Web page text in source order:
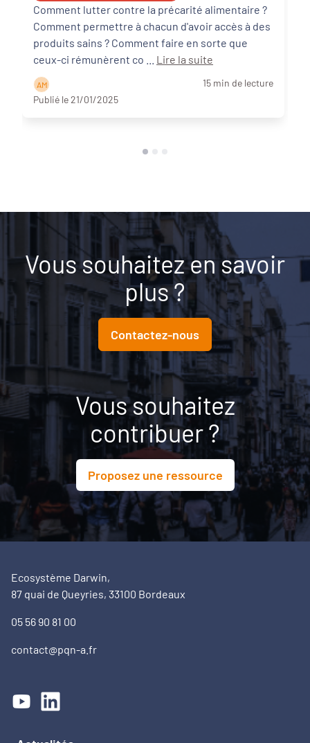
Comment lutter contre la précarité alimentaire ?
Comment permettre à chacun d'avoir accès à des
produits sains ? Comment faire en sorte que
Lire la suite
A M
15 min de lecture
Publié le 21/01/2025
Vous souhaitez en savoir
plus ?
Contactez-nous
Vous souhaitez
contribuer ?
Proposez une ressource
Ecosystème Darwin,
87 quai de Queyries, 33100 Bordeaux
05 56 90 81 00
contact@pqn-a.fr